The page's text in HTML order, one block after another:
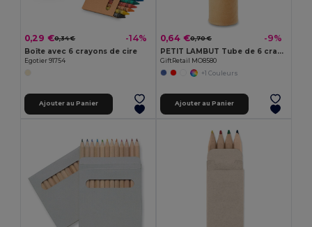
0,29 €0,34 € -14%
Boîte avec 6 crayons de cire
Egotier 91754
Ajouter au Panier
0,64 €0,70 € -9%
PETIT LAMBUT Tube de 6 crayons de couleur
GiftRetail MO8580
+1 Couleurs
Ajouter au Panier